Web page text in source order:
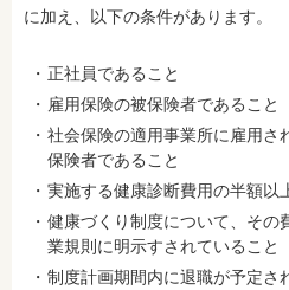
に加え、以下の条件があります。
正社員であること
雇⽤保険の被保険者であること
社会保険の適用事業所に雇用さ
保険者であること
実施する健康診断費用の半額以
健康づくり制度について、その
業規則に明示すされていること
制度計画期間内に退職が予定さ